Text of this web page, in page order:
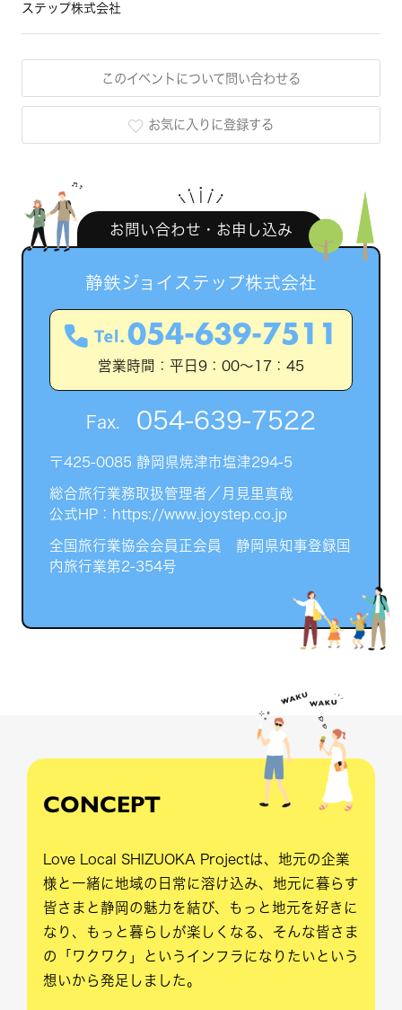
お気に入りに登録する
このイベントについて問い合わせる
ステップ株式会社
お問い合わせ・お申し込み
静鉄ジョイステップ株式会社
054-639-7511
営業時間：平日9：00～17：45
Fax. 054-639-7522
〒425-0085 静岡県焼津市塩津294-5
総合旅行業務取扱管理者／月見里真哉
公式HP：https://www.joystep.co.jp
全国旅行業協会会員正会員 静岡県知事登録国
内旅行業第2-354号
CONCEPT
Love Local SHIZUOKA Projectは、地元の企業
様と一緒に地域の日常に溶け込み、地元に暮らす
皆さまと静岡の魅力を結び、もっと地元を好きに
なり、もっと暮らしが楽しくなる、そんな皆さま
の「ワクワク」というインフラになりたいという
想いから発足しました。